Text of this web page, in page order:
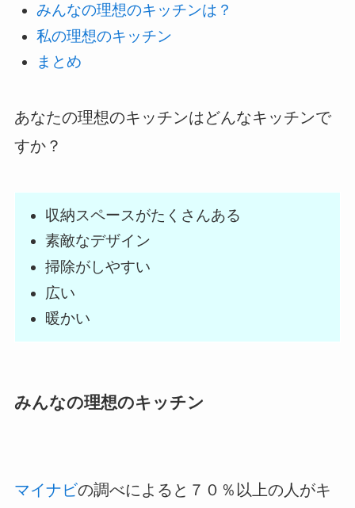
みんなの理想のキッチンは？
私の理想のキッチン
まとめ
あなたの理想のキッチンはどんなキッチンで
すか？
収納スペースがたくさんある
素敵なデザイン
掃除がしやすい
広い
暖かい
みんなの理想のキッチン
マイナビの調べによると７０％以上の人がキ